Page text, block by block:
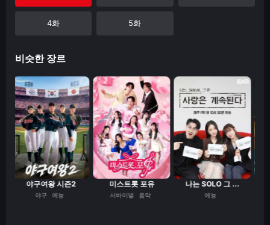
4화 5화
비슷한 장르
야구여왕 시즌2
야구 예능
미스트롯 포유
서바이벌 음악
나는 SOLO 그 ...
예능